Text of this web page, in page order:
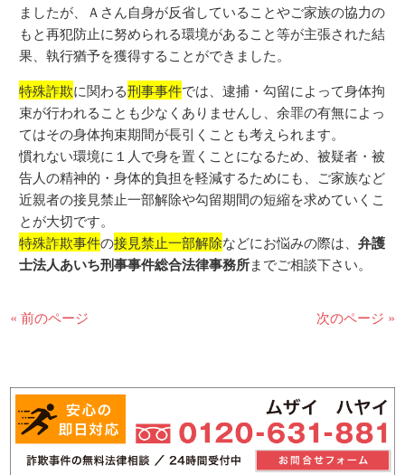
ましたが、Ａさん自身が反省していることやご家族の協力の
もと再犯防止に努められる環境があること等が主張された結
果、執行猶予を獲得することができました。
特殊詐欺に関わる刑事事件では、逮捕・勾留によって身体拘
束が行われることも少なくありませんし、余罪の有無によっ
てはその身体拘束期間が長引くことも考えられます。
慣れない環境に１人で身を置くことになるため、被疑者・被
告人の精神的・身体的負担を軽減するためにも、ご家族など
近親者の接見禁止一部解除や勾留期間の短縮を求めていくこ
とが大切です。
特殊詐欺事件の接見禁止一部解除などにお悩みの際は、弁護
士法人あいち刑事事件総合法律事務所までご相談下さい。
« 前のページ 次のページ »